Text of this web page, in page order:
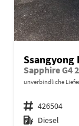
Ssangyong
Sapphire G4
unverbindliche
Fahrzeugnr. 426504
Kraftstoff Diesel